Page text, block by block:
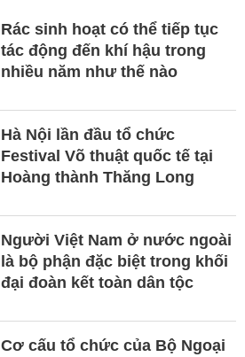
Rác sinh hoạt có thể tiếp tục
tác động đến khí hậu trong
nhiều năm như thế nào
Hà Nội lần đầu tổ chức
Festival Võ thuật quốc tế tại
Hoàng thành Thăng Long
Người Việt Nam ở nước ngoài
là bộ phận đặc biệt trong khối
đại đoàn kết toàn dân tộc
Cơ cấu tổ chức của Bộ Ngoại